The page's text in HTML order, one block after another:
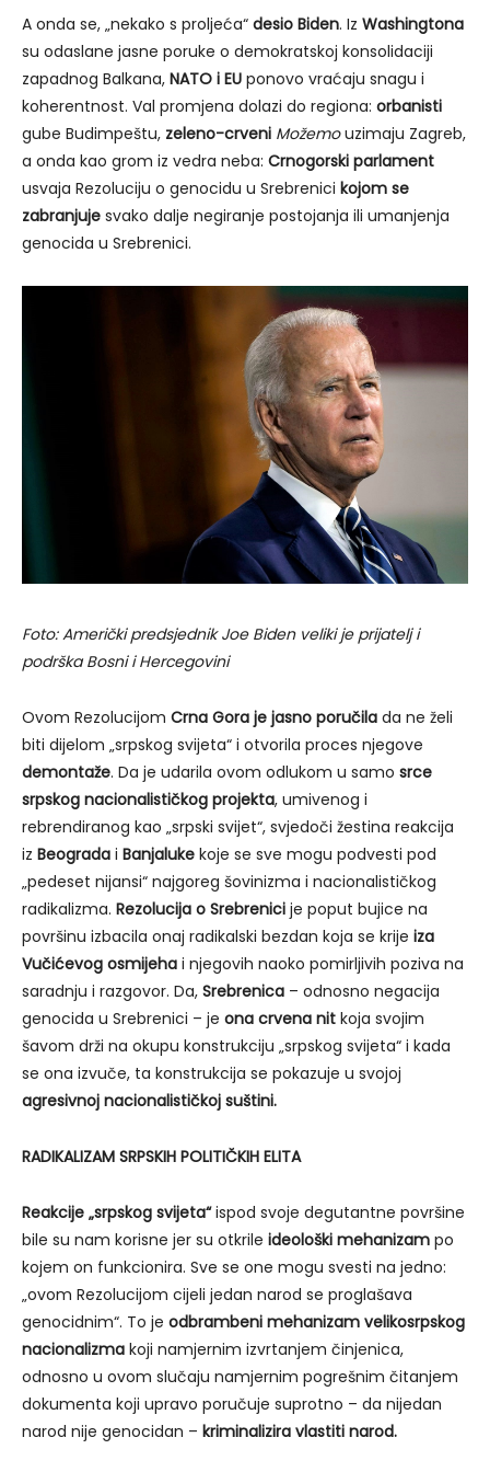
A onda se, „nekako s proljeća“ desio Biden. Iz Washingtona
su odaslane jasne poruke o demokratskoj konsolidaciji
zapadnog Balkana, NATO i EU ponovo vraćaju snagu i
koherentnost. Val promjena dolazi do regiona: orbanisti
gube Budimpeštu, zeleno-crveni Možemouzimaju Zagreb,
a onda kao grom iz vedra neba: Crnogorski parlament
usvaja Rezoluciju o genocidu u Srebrenici kojom se
zabranjuje svako dalje negiranje postojanja ili umanjenja
genocida u Srebrenici.
Foto: Američki predsjednik Joe Biden veliki je prijatelj i
podrška Bosni i Hercegovini
Ovom Rezolucijom Crna Gora je jasno poručila da ne želi
biti dijelom „srpskog svijeta“ i otvorila proces njegove
demontaže. Da je udarila ovom odlukom u samo srce
srpskog nacionalističkog projekta, umivenog i
rebrendiranog kao „srpski svijet“, svjedoči žestina reakcija
iz Beograda i Banjaluke koje se sve mogu podvesti pod
„pedeset nijansi“ najgoreg šovinizma i nacionalističkog
radikalizma. Rezolucija o Srebrenici je poput bujice na
površinu izbacila onaj radikalski bezdan koja se krije iza
Vučićevog osmijeha i njegovih naoko pomirljivih poziva na
saradnju i razgovor. Da, Srebrenica – odnosno negacija
genocida u Srebrenici – je ona crvena nit koja svojim
šavom drži na okupu konstrukciju „srpskog svijeta“ i kada
se ona izvuče, ta konstrukcija se pokazuje u svojoj
agresivnoj nacionalističkoj suštini.
RADIKALIZAM SRPSKIH POLITIČKIH ELITA
Reakcije „srpskog svijeta“ispod svoje degutantne površine
bile su nam korisne jer su otkrile ideološki mehanizam po
kojem on funkcionira. Sve se one mogu svesti na jedno:
„ovom Rezolucijom cijeli jedan narod se proglašava
genocidnim“. To je odbrambeni mehanizam velikosrpskog
nacionalizma koji namjernim izvrtanjem činjenica,
odnosno u ovom slučaju namjernim pogrešnim čitanjem
dokumenta koji upravo poručuje suprotno – da nijedan
narod nije genocidan – kriminalizira vlastiti narod.